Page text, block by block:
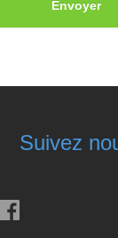
Envoyer
Suivez